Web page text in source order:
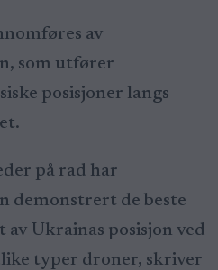
av
som utfører
posisjoner langs
på rad har
demonstrert de beste
Ukrainas posisjon ved
typer droner, skriver